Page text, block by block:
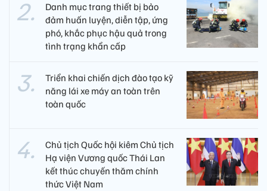
Danh mục trang thiết bị bảo
đảm huấn luyện, diễn tập, ứng
phó, khắc phục hậu quả trong
tình trạng khẩn cấp
Triển khai chiến dịch đào tạo kỹ
năng lái xe máy an toàn trên
toàn quốc
Chủ tịch Quốc hội kiêm Chủ tịch
Hạ viện Vương quốc Thái Lan
kết thúc chuyến thăm chính
thức Việt Nam